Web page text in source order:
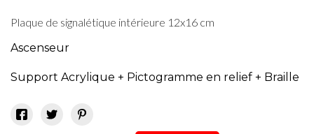
Plaque de signalétique intérieure 12x16 cm
Ascenseur
Support Acrylique + Pictogramme en relief + Braille